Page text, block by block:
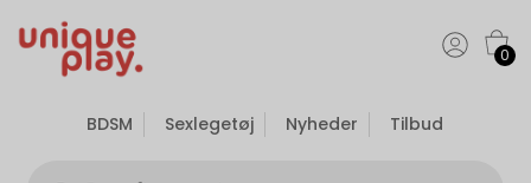
BDSM Sexlegetøj Nyheder Tilbud
0